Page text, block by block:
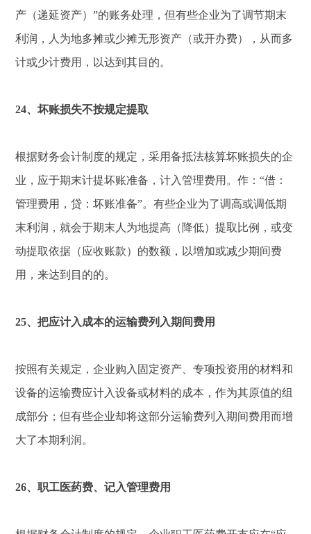
产（递延资产）”的账务处理，但有些企业为了调节期末
利润，人为地多摊或少摊无形资产（或开办费），从而多
计或少计费用，以达到其目的。
24、坏账损失不按规定提取
根据财务会计制度的规定，采用备抵法核算坏账损失的企
业，应于期末计提坏账准备，计入管理费用。作：“借：
管理费用，贷：坏账准备”。有些企业为了调高或调低期
末利润，就会于期末人为地提高（降低）提取比例，或变
动提取依据（应收账款）的数额，以增加或减少期间费
用，来达到目的的。
25、把应计入成本的运输费列入期间费用
按照有关规定，企业购入固定资产、专项投资用的材料和
设备的运输费应计入设备或材料的成本，作为其原值的组
成部分；但有些企业却将这部分运输费列入期间费用而增
大了本期利润。
26、职工医药费、记入管理费用